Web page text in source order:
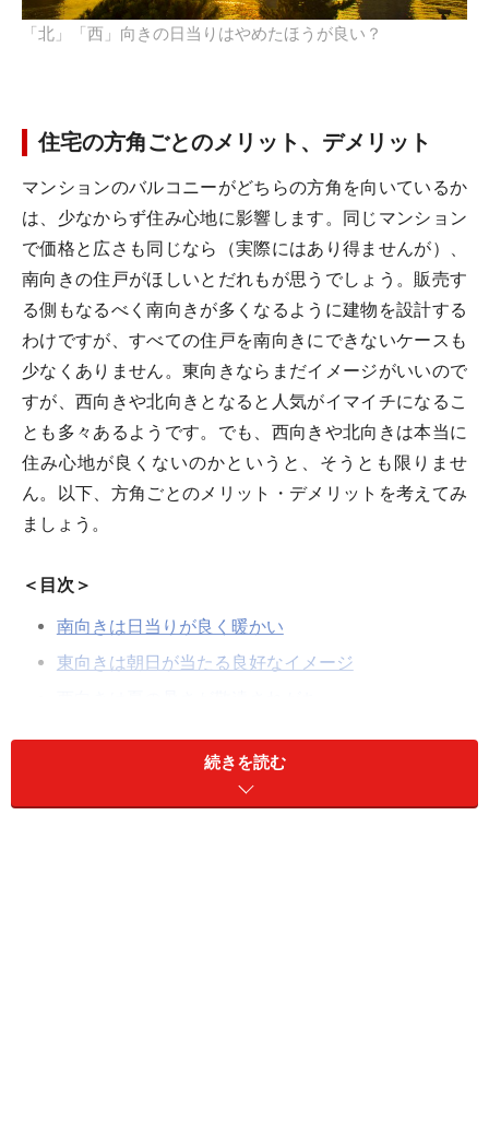
「北」「西」向きの日当りはやめたほうが良い？
住宅の方角ごとのメリット、デメリット
マンションのバルコニーがどちらの方角を向いているか
は、少なからず住み心地に影響します。同じマンション
で価格と広さも同じなら（実際にはあり得ませんが）、
南向きの住戸がほしいとだれもが思うでしょう。販売す
る側もなるべく南向きが多くなるように建物を設計する
わけですが、すべての住戸を南向きにできないケースも
少なくありません。東向きならまだイメージがいいので
すが、西向きや北向きとなると人気がイマイチになるこ
とも多々あるようです。でも、西向きや北向きは本当に
住み心地が良くないのかというと、そうとも限りませ
ん。以下、方角ごとのメリット・デメリットを考えてみ
ましょう。
＜目次＞
南向きは日当りが良く暖かい
東向きは朝日が当たる良好なイメージ
北向きは価格が安いことが最大のメリット
タワーマンションでは方角より眺望が大事
どの方角がいいかはマンションによって異なる
続きを読む